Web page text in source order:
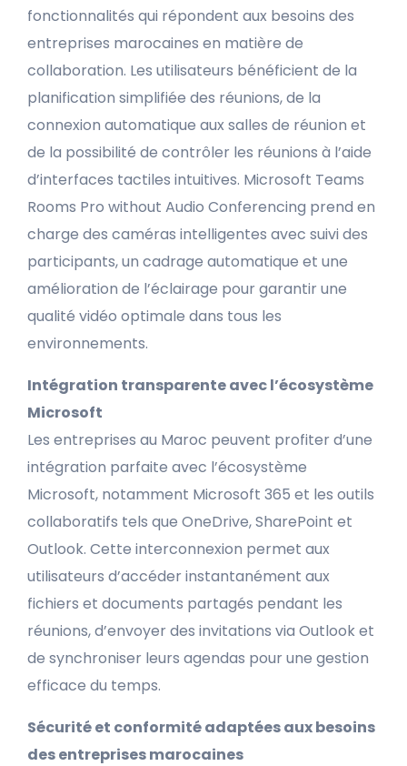
fonctionnalités qui répondent aux besoins des
entreprises marocaines en matière de
collaboration. Les utilisateurs bénéficient de la
planification simplifiée des réunions, de la
connexion automatique aux salles de réunion et
de la possibilité de contrôler les réunions à l’aide
d’interfaces tactiles intuitives. Microsoft Teams
Rooms Pro without Audio Conferencing prend en
charge des caméras intelligentes avec suivi des
participants, un cadrage automatique et une
amélioration de l’éclairage pour garantir une
qualité vidéo optimale dans tous les
environnements.
Intégration transparente avec l’écosystème
Microsoft
Les entreprises au Maroc peuvent profiter d’une
intégration parfaite avec l’écosystème
Microsoft, notamment Microsoft 365 et les outils
collaboratifs tels que OneDrive, SharePoint et
Outlook. Cette interconnexion permet aux
utilisateurs d’accéder instantanément aux
fichiers et documents partagés pendant les
réunions, d’envoyer des invitations via Outlook et
de synchroniser leurs agendas pour une gestion
efficace du temps.
Sécurité et conformité adaptées aux besoins
des entreprises marocaines